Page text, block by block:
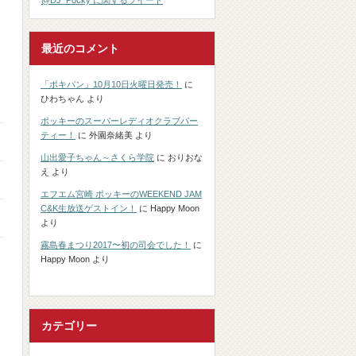
最近のコメント
「ポキパン」10月10日火曜日発売！
に
ひわちゃん より
ポッキーのスーパーレディオクラブパー
ティー！
に 外園奈緒美 より
山出愛子ちゃん～さくら学院 に おりおな
え
より
エフエム宮崎 ポッキーのWEEKEND JAM
C&K生放送ゲストイン！
に Happy Moon
より
霧島春まつり2017〜初の司会でした！
に
Happy Moon より
カテゴリー